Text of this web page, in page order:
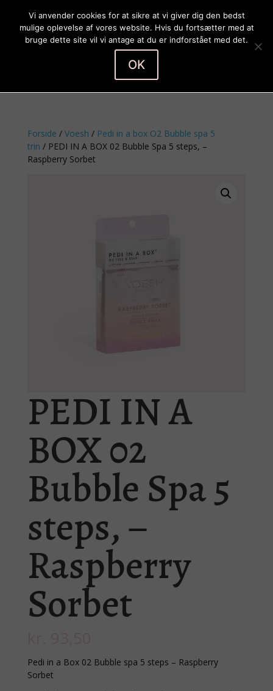
Forside / Voesh / Pedi in a box O2 Bubble spa 5
trin / PEDI IN A BOX 02 Bubble Spa 5 steps, –
Raspberry Sorbet
PEDI IN A
BOX 02
Bubble Spa 5
steps, –
Raspberry
Sorbet
Pedi in a Box 02 Bubble spa 5 steps – Raspberry
Sorbet
Vi anvender cookies for at sikre at vi giver dig den bedst
mulige oplevelse af vores website. Hvis du fortsætter med at
bruge dette site vil vi antage at du er indforstået med det.
OK